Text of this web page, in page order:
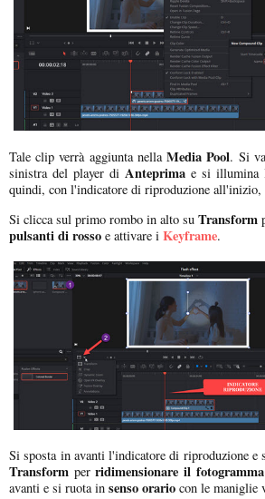
Tale clip verrà aggiunta nellaMedia Pool. Si
sinistra del player di Anteprima e si illumina
quindi, con l'indicatore di riproduzione all'inizio,
Si clicca sul primo rombo in alto su Transform
pulsanti di rosso e attivare i Keyframe.
Si sposta in avanti l'indicatore di riproduzione e
Transform perridimensionare il fotogramma
avanti e si ruota in senso orario con le maniglie